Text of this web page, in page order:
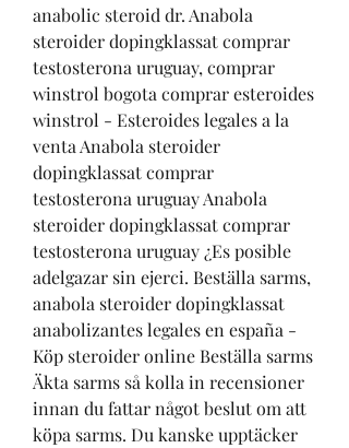
anabolic steroid dr. Anabola
steroider dopingklassat comprar
testosterona uruguay, comprar
winstrol bogota comprar esteroides
winstrol - Esteroides legales a la
venta Anabola steroider
dopingklassat comprar
testosterona uruguay Anabola
steroider dopingklassat comprar
testosterona uruguay ¿Es posible
adelgazar sin ejerci. Beställa sarms,
anabola steroider dopingklassat
anabolizantes legales en españa -
Köp steroider online Beställa sarms
Äkta sarms så kolla in recensioner
innan du fattar något beslut om att
köpa sarms. Du kanske upptäcker